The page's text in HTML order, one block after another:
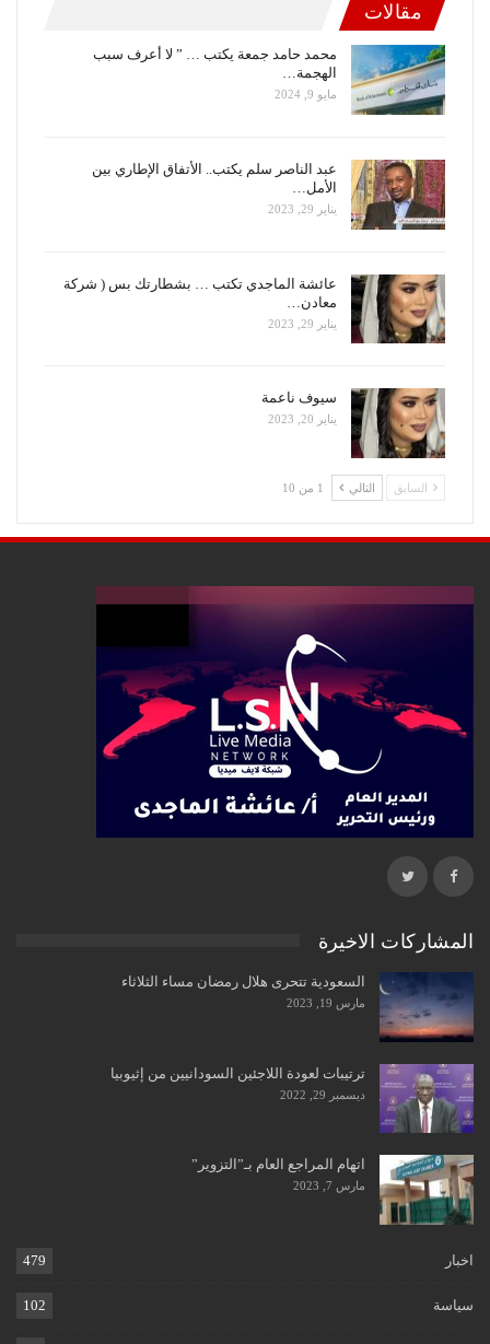
مقالات
محمد حامد جمعة يكتب … ” لا أعرف سبب
الهجمة…
مايو 9, 2024
عبد الناصر سلم يكتب.. الأتفاق الإطاري بين
الأمل…
يناير 29, 2023
عائشة الماجدي تكتب … بشطارتك بس ( شركة
معادن…
يناير 29, 2023
سيوف ناعمة
يناير 20, 2023
السابق التالي 1 من 10
المشاركات الاخيرة
السعودية تتحرى هلال رمضان مساء الثلاثاء
مارس 19, 2023
ترتيبات لعودة اللاجئين السودانيين من إثيوبيا
ديسمبر 29, 2022
اتهام المراجع العام بـ”التزوير”
مارس 7, 2023
اخبار 479
سياسة 102